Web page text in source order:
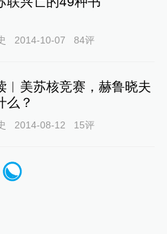
2014-10-07 84评
︱美苏核竞赛，赫鲁晓夫
么？
2014-08-12 15评